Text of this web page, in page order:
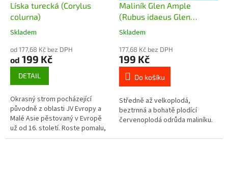
Líska turecká (Corylus
colurna)
Skladem
od 177,68 Kč bez DPH
od 199 Kč
DETAIL
Okrasný strom pocházející
původně z oblasti JV Evropy a
Malé Asie pěstovaný v Evropě
už od 16. století. Roste pomalu,
dožívá se až 100 let, v
Maliník Glen Ample
(Rubus idaeus Glen
Ample) - 50 cm
Skladem
177,68 Kč bez DPH
199 Kč
Do košíku
Středně až velkoplodá,
beztrnná a bohatě plodící
červenoplodá odrůda maliníku.